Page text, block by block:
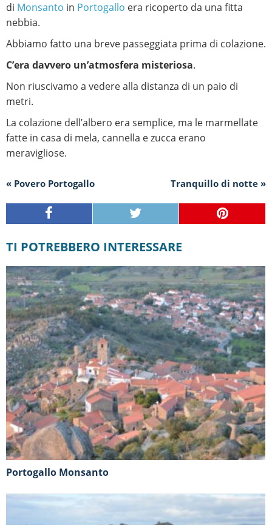
di Monsanto in Portogallo era ricoperto da una fitta
nebbia.
Abbiamo fatto una breve passeggiata prima di colazione.
C’era davvero un’atmosfera misteriosa.
Non riuscivamo a vedere alla distanza di un paio di
metri.
La colazione dell’albero era semplice, ma le marmellate
fatte in casa di mela, cannella e zucca erano
meravigliose.
« Povero Portogallo Tranquillo di notte »
TI POTREBBERO INTERESSARE
Portogallo Monsanto